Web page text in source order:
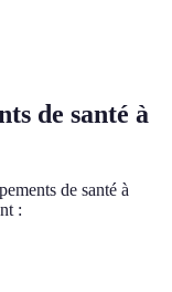
de santé à
de santé à
: